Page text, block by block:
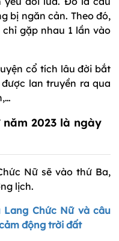
bị ngăn cản. Theo đó,
gặp nhau 1 lần vào
cổ tích lâu đời bắt
lan truyền ra qua
2023 là ngày
Nữ sẽ vào thứ Ba,
lịch.
Lang Chức Nữ và câu
động trời đất